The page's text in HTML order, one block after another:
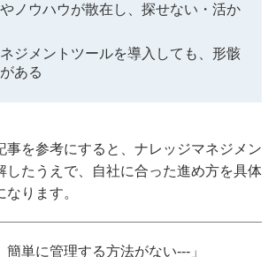
ノウハウが散在し、探せない・活か
ジメントツールを導入しても、形骸
ある
事を参考にすると、ナレッジマネジメン
したうえで、自社に合った進め方を具体
ります。
簡単に管理する方法がない---」